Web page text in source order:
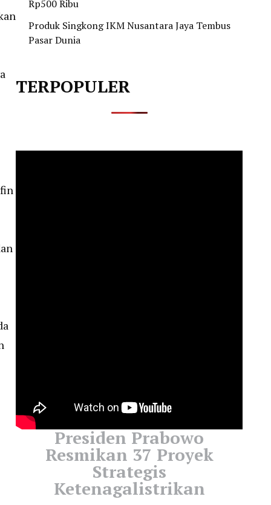
Rp500 Ribu
Produk Singkong IKM Nusantara Jaya Tembus
Pasar Dunia
TERPOPULER
Presiden Prabowo
Resmikan 37 Proyek
Strategis
Ketenagalistrikan